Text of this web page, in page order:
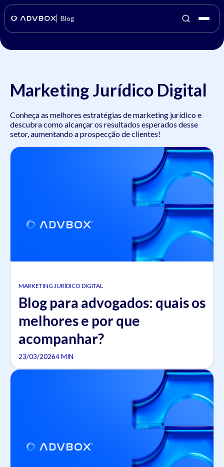
Blog
Marketing Jurídico Digital
Conheça as melhores estratégias de marketing jurídico e
descubra como alcançar os resultados esperados desse
setor, aumentando a prospecção de clientes!
MARKETING JURÍDICO DIGITAL
Blog para advogados: quais os
melhores e por que
acompanhar?
23/03/20264 MIN